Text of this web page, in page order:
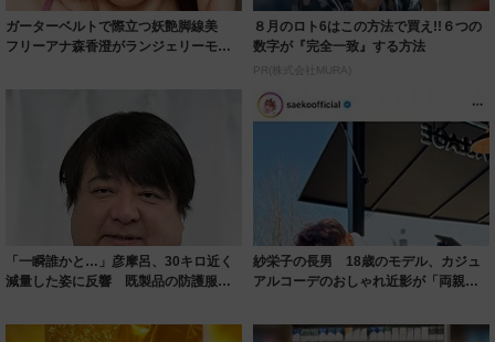
ガーターベルトで際立つ妖艶脚線美
フリーアナ森香澄がランジェリーモデ
８月のロト6はこの方法で買え!!６つの
数字が『完全一致』する方法
PR(株式会社MURA)
「一瞬誰かと…」彦摩呂、30キロ近く
減量した姿に反響 既製品の防護服が
紗栄子の長男 18歳のモデル、カジュ
アルコーデのおしゃれ近影が「両親の